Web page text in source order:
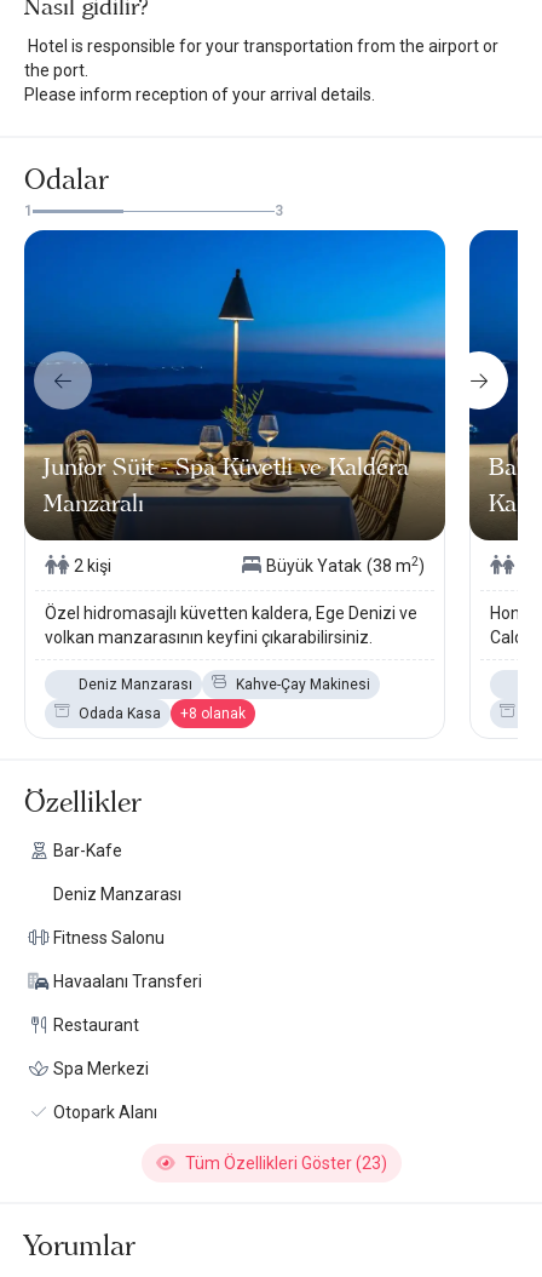
Nasıl gidilir?
Hotel is responsible for your transportation from the airport or
the port.
Please inform reception of your arrival details.
Odalar
1 3
Junior Süit - Spa Küvetli ve Kaldera
Manzaralı
2 kişi Büyük Yatak (38 m2)
Özel hidromasajlı küvetten kaldera, Ege Denizi ve
volkan manzarasının keyfini çıkarabilirsiniz.
Deniz Manzarası
Kahve-Çay Makinesi
Odada Kasa
+8 olanak
Özellikler
Bar-Kafe
Deniz Manzarası
Fitness Salonu
Havaalanı Transferi
Restaurant
Spa Merkezi
Otopark Alanı
Tüm Özellikleri Göster (23)
Yorumlar